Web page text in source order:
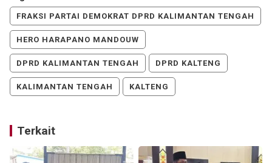
FRAKSI PARTAI DEMOKRAT DPRD KALIMANTAN TENGAH
HERO HARAPANO MANDOUW
DPRD KALIMANTAN TENGAH DPRD KALTENG
KALIMANTAN TENGAH KALTENG
Terkait